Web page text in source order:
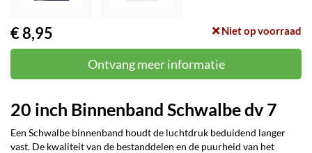
€ 8,95 Niet op voorraad
Ontvang meer informatie
20 inch Binnenband Schwalbe dv 7
Een Schwalbe binnenband houdt de luchtdruk beduidend langer
vast. De kwaliteit van de bestanddelen en de puurheid van het